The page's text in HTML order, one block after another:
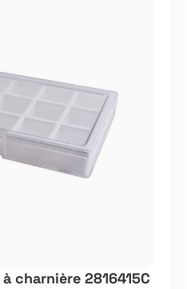
charnière 2816415C